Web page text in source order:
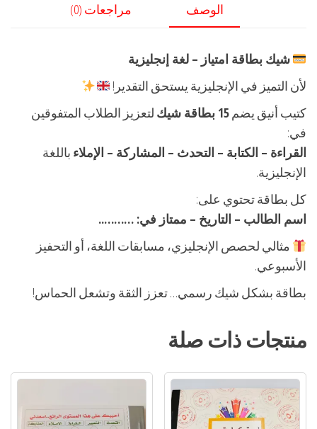
الوصف مراجعات (0)
شيك بطاقة امتياز – لغة إنجليزية
لأن التميز في الإنجليزية يستحق التقدير!
كتيب أنيق يضم15 بطاقة شيك
لتعزيز الطلاب المتفوقين
في:
القراءة – الكتابة – التحدث – المشاركة – الإملاء باللغة
الإنجليزية.
كل بطاقة تحتوي على:
اسم الطالب – التاريخ – ممتاز في: ………..
مثالي لحصص الإنجليزي، مسابقات اللغة، أو التحفيز
الأسبوعي.
بطاقة بشكل شيك رسمي… تعزز الثقة وتشعل الحماس!
منتجات ذات صلة